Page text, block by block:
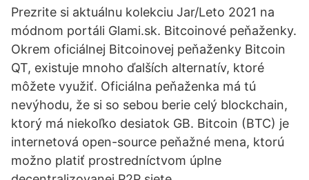
Prezrite si aktuálnu kolekciu Jar/Leto 2021 na
módnom portáli Glami.sk. Bitcoinové peňaženky.
Okrem oficiálnej Bitcoinovej peňaženky Bitcoin
QT, existuje mnoho ďalších alternatív, ktoré
môžete využiť. Oficiálna peňaženka má tú
nevýhodu, že si so sebou berie celý blockchain,
ktorý má niekoľko desiatok GB. Bitcoin (BTC) je
internetová open-source peňažné mena, ktorú
možno platiť prostredníctvom úplne